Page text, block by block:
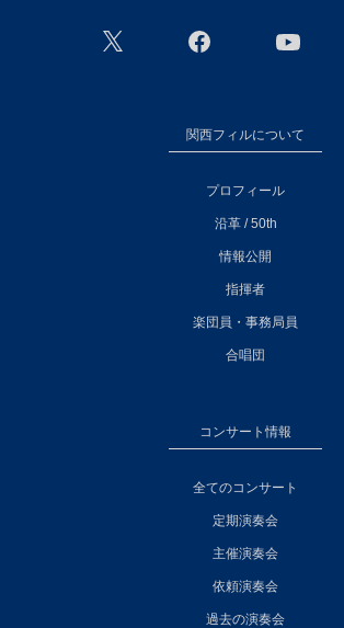
関西フィルについて
プロフィール
沿革 / 50th
情報公開
指揮者
楽団員・事務局員
合唱団
コンサート情報
全てのコンサート
定期演奏会
主催演奏会
依頼演奏会
過去の演奏会